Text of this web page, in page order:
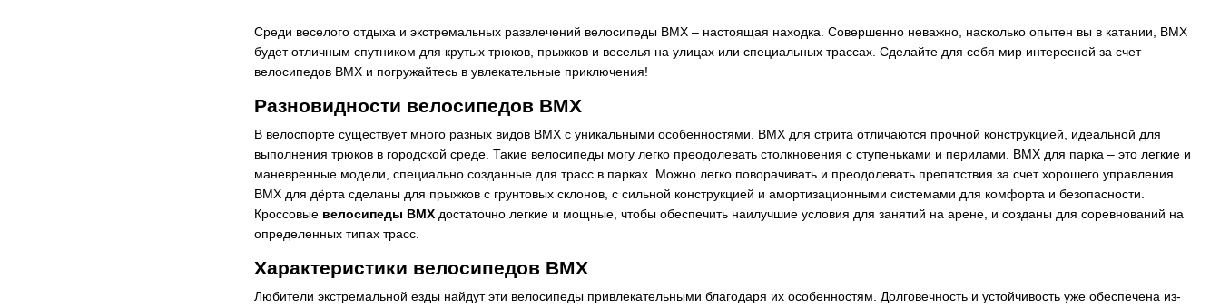
Среди веселого отдыха и экстремальных развлечений велосипеды BMX – настоящая находка. Совершенно неважно, насколько опытен вы в катании, BMX
будет отличным спутником для крутых трюков, прыжков и веселья на улицах или специальных трассах. Сделайте для себя мир интересней за счет
велосипедов BMX и погружайтесь в увлекательные приключения!
Разновидности велосипедов BMX
В велоспорте существует много разных видов BMX с уникальными особенностями. BMX для стрита отличаются прочной конструкцией, идеальной для
выполнения трюков в городской среде. Такие велосипеды могу легко преодолевать столкновения с ступеньками и перилами. BMX для парка – это легкие и
маневренные модели, специально созданные для трасс в парках. Можно легко поворачивать и преодолевать препятствия за счет хорошего управления.
BMX для дёрта сделаны для прыжков с грунтовых склонов, с сильной конструкцией и амортизационными системами для комфорта и безопасности.
Кроссовые велосипеды BMX достаточно легкие и мощные, чтобы обеспечить наилучшие условия для занятий на арене, и созданы для соревнований на
определенных типах трасс.
Характеристики велосипедов BMX
Любители экстремальной езды найдут эти велосипеды привлекательными благодаря их особенностям. Долговечность и устойчивость уже обеспечена из-